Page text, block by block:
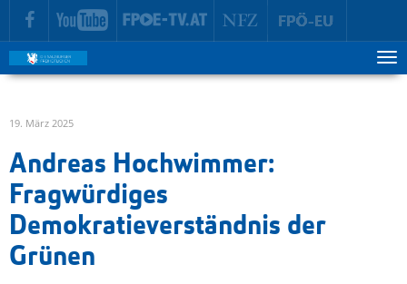
zur Hauptnavigation springen
zum Inhalt springen
19. März 2025
Andreas Hochwimmer:
Fragwürdiges
Demokratieverständnis der
Grünen